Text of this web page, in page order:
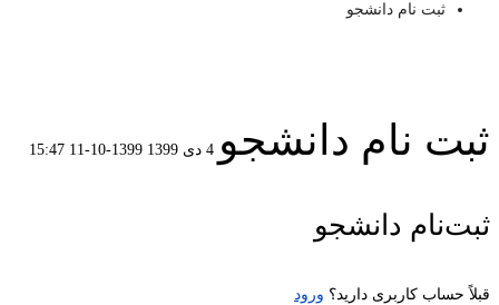
ثبت نام دانشجو
ثبت نام دانشجو 4 دی 1399 1399-10-11 15:47
ثبت
نام
ثبت‌نام دانشجو
قبلاً حساب کاربری دارید؟ ورود